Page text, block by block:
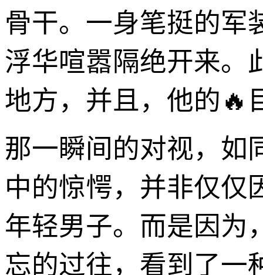
骨干。一身笔挺的军
浮华喧嚣隔绝开来。
地方，并且，他的🔥
那一瞬间的对视，如
中的惊愕，并非仅仅
年轻男子。而是因为
忘的过往，看到了一